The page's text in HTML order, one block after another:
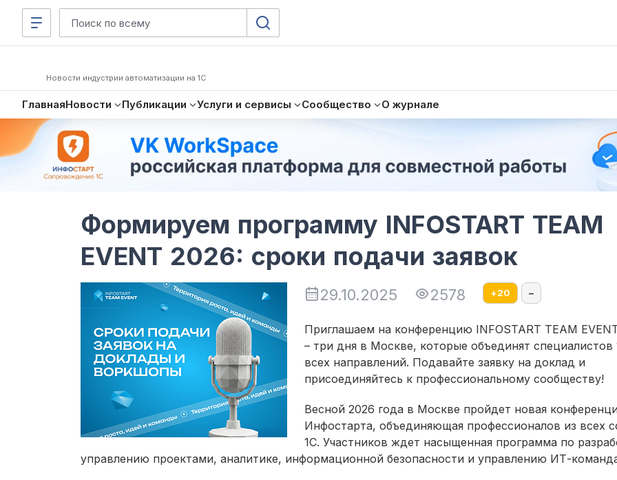
Новости индустрии автоматизации на 1С
ГлавнаяНовости Публикации Услуги и сервисы Сообщество О журнале
Формируем программу INFOSTART TEAM
EVENT 2026: сроки подачи заявок
29.10.2025 2578 +20 –
Приглашаем на конференцию INFOSTART TEAM
– три дня в Москве, которые объединят специалистов
всех направлений. Подавайте заявку на доклад и
присоединяйтесь к профессиональному сообществу!
Весной 2026 года в Москве пройдет новая
Инфостарта, объединяющая профессионалов из всех
1С. Участников ждет насыщенная программа по
управлению проектами, аналитике, информационной безопасности и управлению ИТ-